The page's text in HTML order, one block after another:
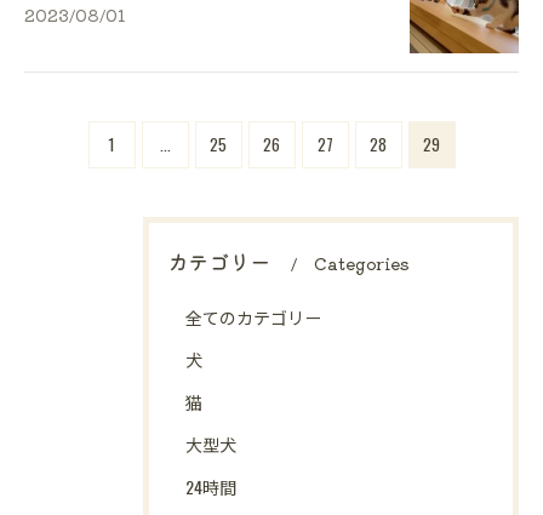
2023/08/01
1 ... 25 26 27 28 29
カテゴリー Categories
全てのカテゴリー
犬
猫
大型犬
24時間